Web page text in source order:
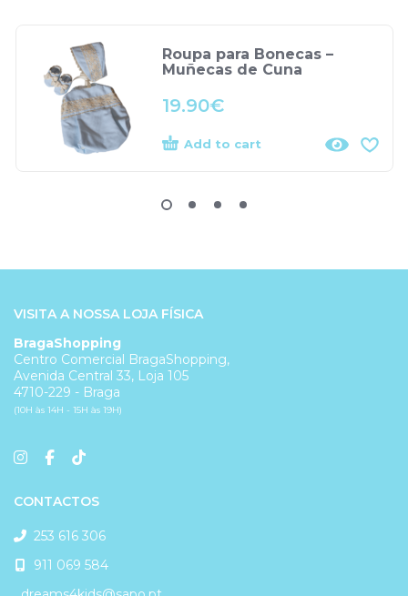
Roupa para Bonecas –
Muñecas de Cuna
19.90€
Add to cart
VISITA A NOSSA LOJA FÍSICA
BragaShopping
Centro Comercial BragaShopping,
Avenida Central 33, Loja 105
4710-229 - Braga
(10H às 14H - 15H às 19H)
CONTACTOS
253 616 306
911 069 584